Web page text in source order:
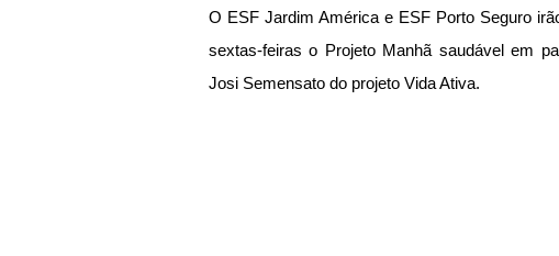
O ESF Jardim América e ESF Porto Seguro
sextas-feiras o Projeto Manhã saudável em
Josi Semensato do projeto Vida Ativa.